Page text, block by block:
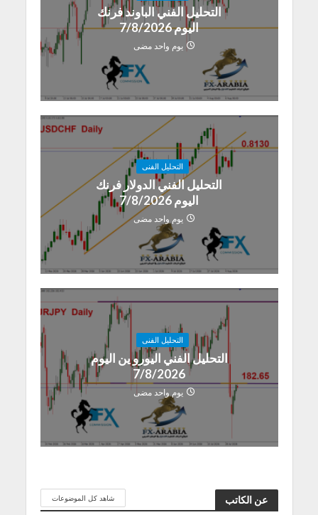
التحليل الفني الباوند فرنك
اليوم 7/8/2026
يوم واحد مضى
التحليل الفنى
التحليل الفني الدولار فرنك
اليوم 7/8/2026
يوم واحد مضى
التحليل الفنى
التحليل الفني اليورو ين اليوم
7/8/2026
يوم واحد مضى
عن الكاتب شاهد كل الموضوعات